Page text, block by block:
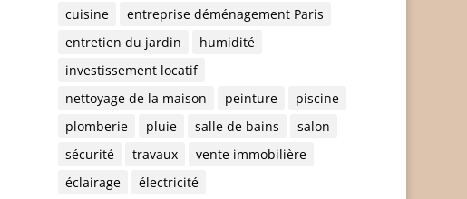
cuisine
entreprise déménagement Paris
entretien du jardin
humidité
investissement locatif
nettoyage de la maison
peinture
piscine
plomberie
pluie salle de bains
salon
sécurité
travaux
vente immobilière
éclairage
électricité